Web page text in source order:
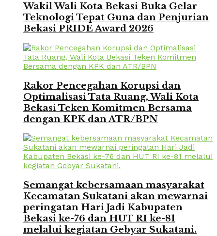
Wakil Wali Kota Bekasi Buka Gelar
Teknologi Tepat Guna dan Penjurian
Bekasi PRIDE Award 2026
Rakor Pencegahan Korupsi dan
Optimalisasi Tata Ruang, Wali Kota
Bekasi Teken Komitmen Bersama
dengan KPK dan ATR/BPN
Semangat kebersamaan masyarakat
Kecamatan Sukatani akan mewarnai
peringatan Hari Jadi Kabupaten
Bekasi ke-76 dan HUT RI ke-81
melalui kegiatan Gebyar Sukatani.